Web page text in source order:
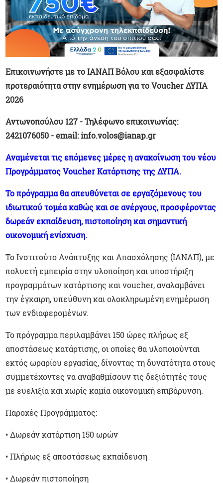
Επικοινωνήστε με το ΙΑΝΑΠ Βόλου και εξασφαλίστε
προτεραιότητα στην ενημέρωση για το Voucher ΔΥΠΑ
2026
Αντωνοπούλου 127 - Τηλέφωνο επικοινωνίας:
2421076050 - email: info.volos@ianap.gr
Αναμένεται τις επόμενες μέρες η ανακοίνωση του νέου
Προγράμματος Voucher Κατάρτισης της ΔΥΠΑ.
Το πρόγραμμα θα απευθύνεται σε εργαζόμενους του
ιδιωτικού τομέα καθώς και σε ανέργους, προσφέροντας
δωρεάν εκπαίδευση, πιστοποίηση και σημαντική
οικονομική ενίσχυση.
Το Ινστιτούτο Ανάπτυξης και Απασχόλησης (ΙΑΝΑΠ), με
πολυετή εμπειρία στην υλοποίηση και υποστήριξη
προγραμμάτων κατάρτισης και voucher, αναλαμβάνει
την έγκαιρη, υπεύθυνη και ολοκληρωμένη ενημέρωση
των ενδιαφερομένων.
Το πρόγραμμα περιλαμβάνει 150 ώρες πλήρως εξ
αποστάσεως κατάρτισης, οι οποίες θα υλοποιούνται
εκτός ωραρίου εργασίας, δίνοντας τη δυνατότητα στους
συμμετέχοντες να αναβαθμίσουν τις δεξιότητές τους
με ευελιξία και χωρίς καμία οικονομική επιβάρυνση.
Παροχές Προγράμματος:
•Δωρεάν κατάρτιση 150 ωρών
•Πλήρως εξ αποστάσεως εκπαίδευση
•Δωρεάν πιστοποίηση